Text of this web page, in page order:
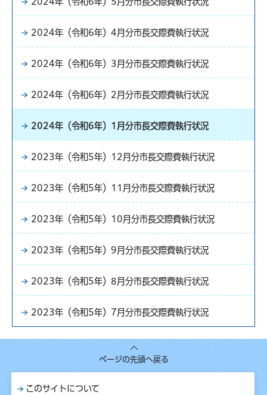
2024年（令和6年）4月分市長交際費執行状況
2024年（令和6年）3月分市長交際費執行状況
2024年（令和6年）2月分市長交際費執行状況
2024年（令和6年）1月分市長交際費執行状況
2023年（令和5年）12月分市長交際費執行状況
2023年（令和5年）11月分市長交際費執行状況
2023年（令和5年）10月分市長交際費執行状況
2023年（令和5年）9月分市長交際費執行状況
2023年（令和5年）8月分市長交際費執行状況
2023年（令和5年）7月分市長交際費執行状況
ページの先頭へ戻る
このサイトについて